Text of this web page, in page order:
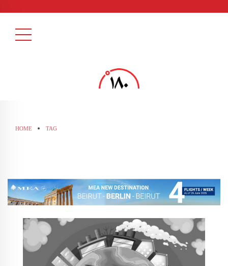
HOME TAG